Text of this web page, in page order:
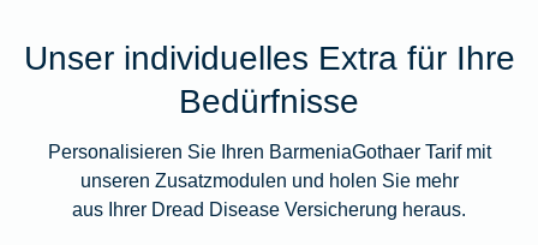
Unser individuelles Extra für Ihre
Bedürfnisse
Personalisieren Sie Ihren BarmeniaGothaer Tarif mit
unseren Zusatzmodulen und holen Sie mehr
aus Ihrer Dread Disease Versicherung heraus.